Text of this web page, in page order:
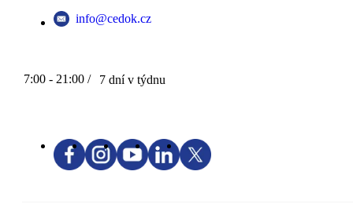
info@cedok.cz
7:00 - 21:00 / 7 dní v týdnu